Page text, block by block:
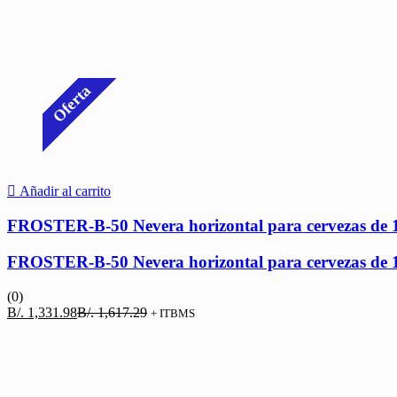
Oferta
Añadir al carrito
FROSTER-B-50 Nevera horizontal para cervezas de
FROSTER-B-50 Nevera horizontal para cervezas de
(0)
B/. 1,331.98El
B/.1,617.29 El
+ ITBMS